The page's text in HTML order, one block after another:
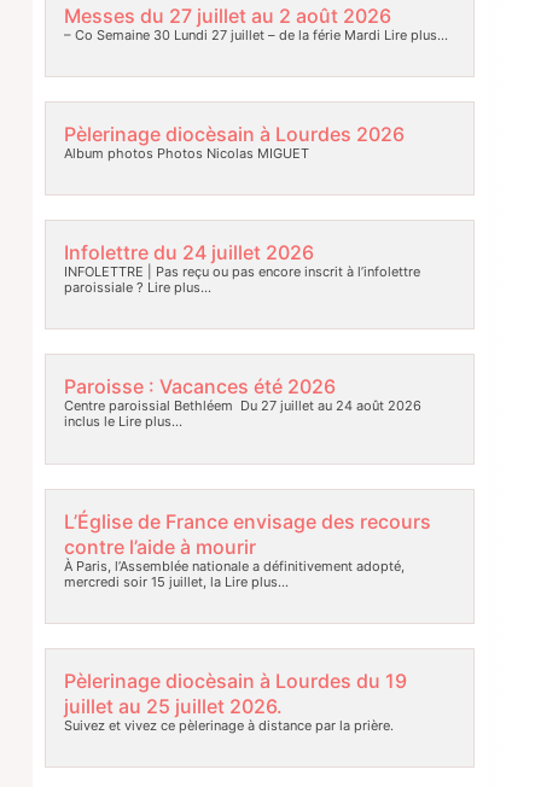
Messes du 27 juillet au 2 août 2026
– Co Semaine 30 Lundi 27 juillet – de la férie Mardi Lire plus…
Pèlerinage diocèsain à Lourdes 2026
Album photos Photos Nicolas MIGUET
Infolettre du 24 juillet 2026
INFOLETTRE | Pas reçu ou pas encore inscrit à l’infolettre
paroissiale ? Lire plus…
Paroisse : Vacances été 2026
Centre paroissial Bethléem Du 27 juillet au 24 août 2026
inclus leLire plus…
L’Église de France envisage des recours
contre l’aide à mourir
À Paris, l’Assemblée nationale a définitivement adopté,
mercredi soir 15 juillet, laLire plus…
Pèlerinage diocèsain à Lourdes du 19
juillet au 25 juillet 2026.
Suivez et vivez ce pèlerinage à distance par la prière.